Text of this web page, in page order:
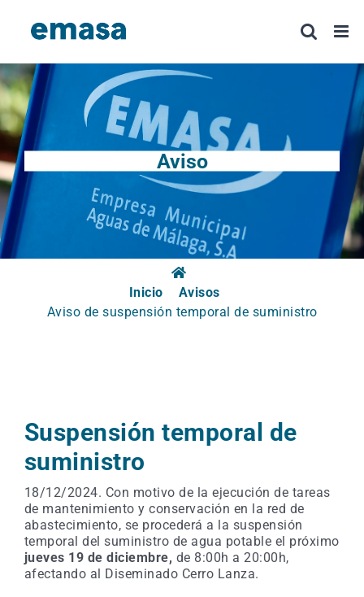
Aviso
Inicio
Avisos
Aviso de suspensión temporal de suministro
Suspensión temporal de
suministro
18/12/2024. Con motivo de la ejecución de tareas
de mantenimiento y conservación en la red de
abastecimiento, se procederá a la suspensión
temporal del suministro de agua potable el próximo
jueves 19 de diciembre, de 8:00h a 20:00h,
afectando al Diseminado Cerro Lanza.